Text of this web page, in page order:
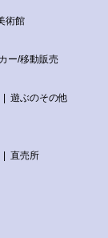
術館
ー/移動販売
遊ぶのその他
直売所